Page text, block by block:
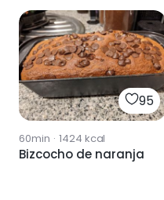
95
60min · 1424 kcal
Bizcocho de naranja